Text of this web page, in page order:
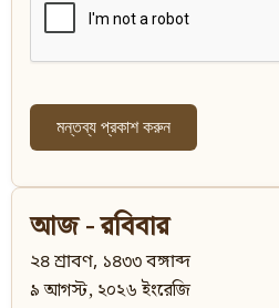
আজ - রবিবার
২৪ শ্রাবণ, ১৪৩৩ বঙ্গাব্দ
৯ আগস্ট, ২০২৬ ইংরেজি